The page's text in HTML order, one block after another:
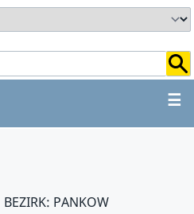
☰
ZUM HAUPTBEREICH
BEZIRK: PANKOW